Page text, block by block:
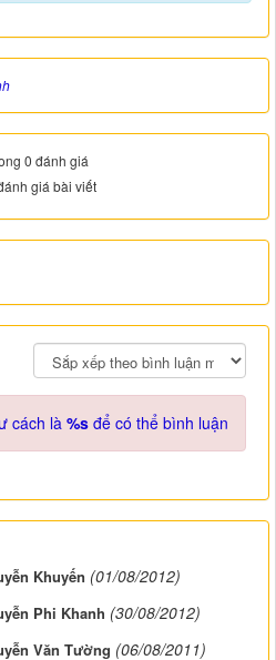
0 đánh giá
giá bài viết
cách là %s để có thể bình luận
Khuyến (01/08/2012)
Phi Khanh (30/08/2012)
Văn Tường (06/08/2011)